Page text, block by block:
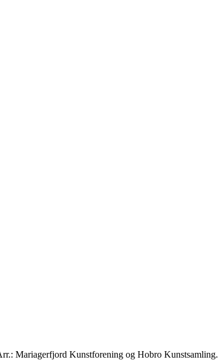
Mariagerfjord Kunstforening og Hobro Kunstsamling.